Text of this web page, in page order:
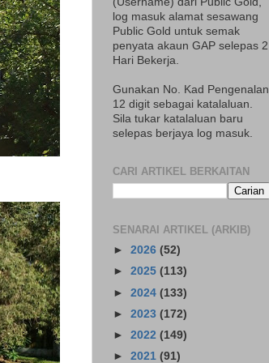
log masuk alamat sesawang
Public Gold untuk semak
penyata akaun GAP selepas 2
Hari Bekerja.
Gunakan No. Kad Pengenalan
12 digit sebagai katalaluan.
Sila tukar katalaluan baru
selepas berjaya log masuk.
CARI ARTIKEL BERKAITAN
SENARAI ARTIKEL (ARKIB)
► 2026 (52)
► 2025 (113)
► 2024 (133)
► 2023 (172)
► 2022 (149)
► 2021 (91)